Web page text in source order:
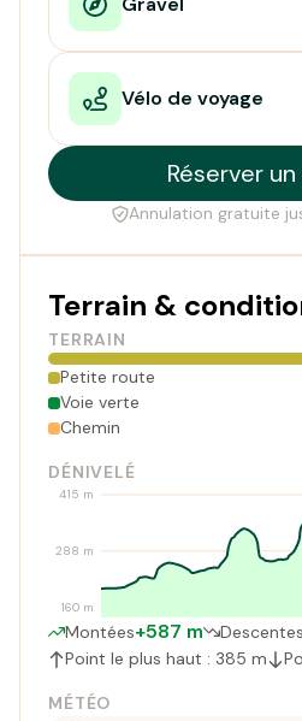
Vélo de voyage
Réserver
Annulation gratuite
Terrain &
TERRAIN
Petite route
Voie verte
Chemin
DÉNIVELÉ
160 m
288 m
415 m
Montées+587 m Descentes
Point le plus haut : 385 m
MÉTÉO